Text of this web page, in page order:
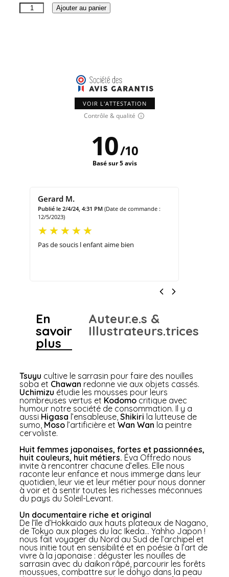
quantité
de
Ajouter au panier
VOIR L'ATTESTATION
Contrôle & qualité
10/10
Basé sur 5 avis
Gerard M.
Publié le 2/4/24, 4:31 PM (Date de commande :
12/5/2023)
Pas de soucis l enfant aime bien
En
savoir
plus
Auteur.e.s &
Illustrateurs.trices
Tsuyu cultive le sarrasin pour faire des nouilles
soba et Chawan redonne vie aux objets cassés.
Uchimizu étudie les mousses pour leurs
nombreuses vertus et Kodomo critique avec
humour notre société de consommation. Il y a
aussi Higasa l’ensableuse, Shikiri la lutteuse de
sumo, Moso l’artificière et Wan Wan la peintre
cervoliste.
Huit femmes japonaises, fortes et passionnées,
huit couleurs, huit métiers. Éva Offredo nous
invite à rencontrer chacune d’elles. Elle nous
raconte leur enfance et nous immerge dans leur
quotidien, leur vie et leur métier pour nous donner
à voir et à sentir toutes les richesses méconnues
du pays du Soleil-Levant.
Un documentaire riche et original
De l’île d’Hokkaido aux hauts plateaux de Nagano,
de Tokyo aux plages du lac Ikeda… Yahho Japon !
nous fait voyager du Nord au Sud de l’archipel et
nous initie tout en sensibilité et en poésie à l’art de
vivre à la japonaise : déguster les nouilles de
sarrasin avec du daikon râpé, parcourir les forêts
moussues, combattre sur le dohyo dans la peau